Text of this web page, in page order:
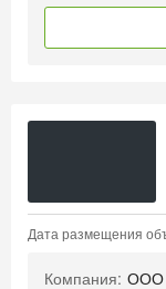
Дата размещения
Компания: ООО